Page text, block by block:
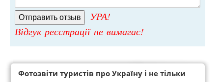
УРА!
Відгук реєстрації не вимагає!
Фотозвіти туристів про Україну і не тільки